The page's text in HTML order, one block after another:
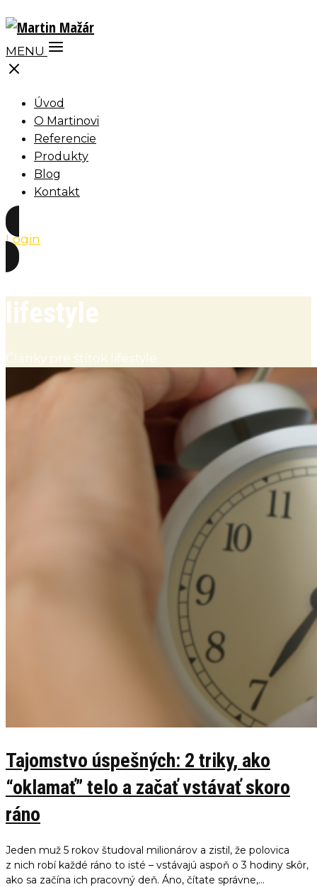
MENU
Úvod
O Martinovi
Referencie
Produkty
Blog
Kontakt
Login
lifestyle
Články pre štítok lifestyle
Tajomstvo úspešných: 2 triky, ako
“oklamať” telo a začať vstávať skoro
ráno
Jeden muž 5 rokov študoval milionárov a zistil, že polovica
z nich robí každé ráno to isté – vstávajú aspoň o 3 hodiny skôr,
ako sa začína ich pracovný deň. Áno, čítate správne,...